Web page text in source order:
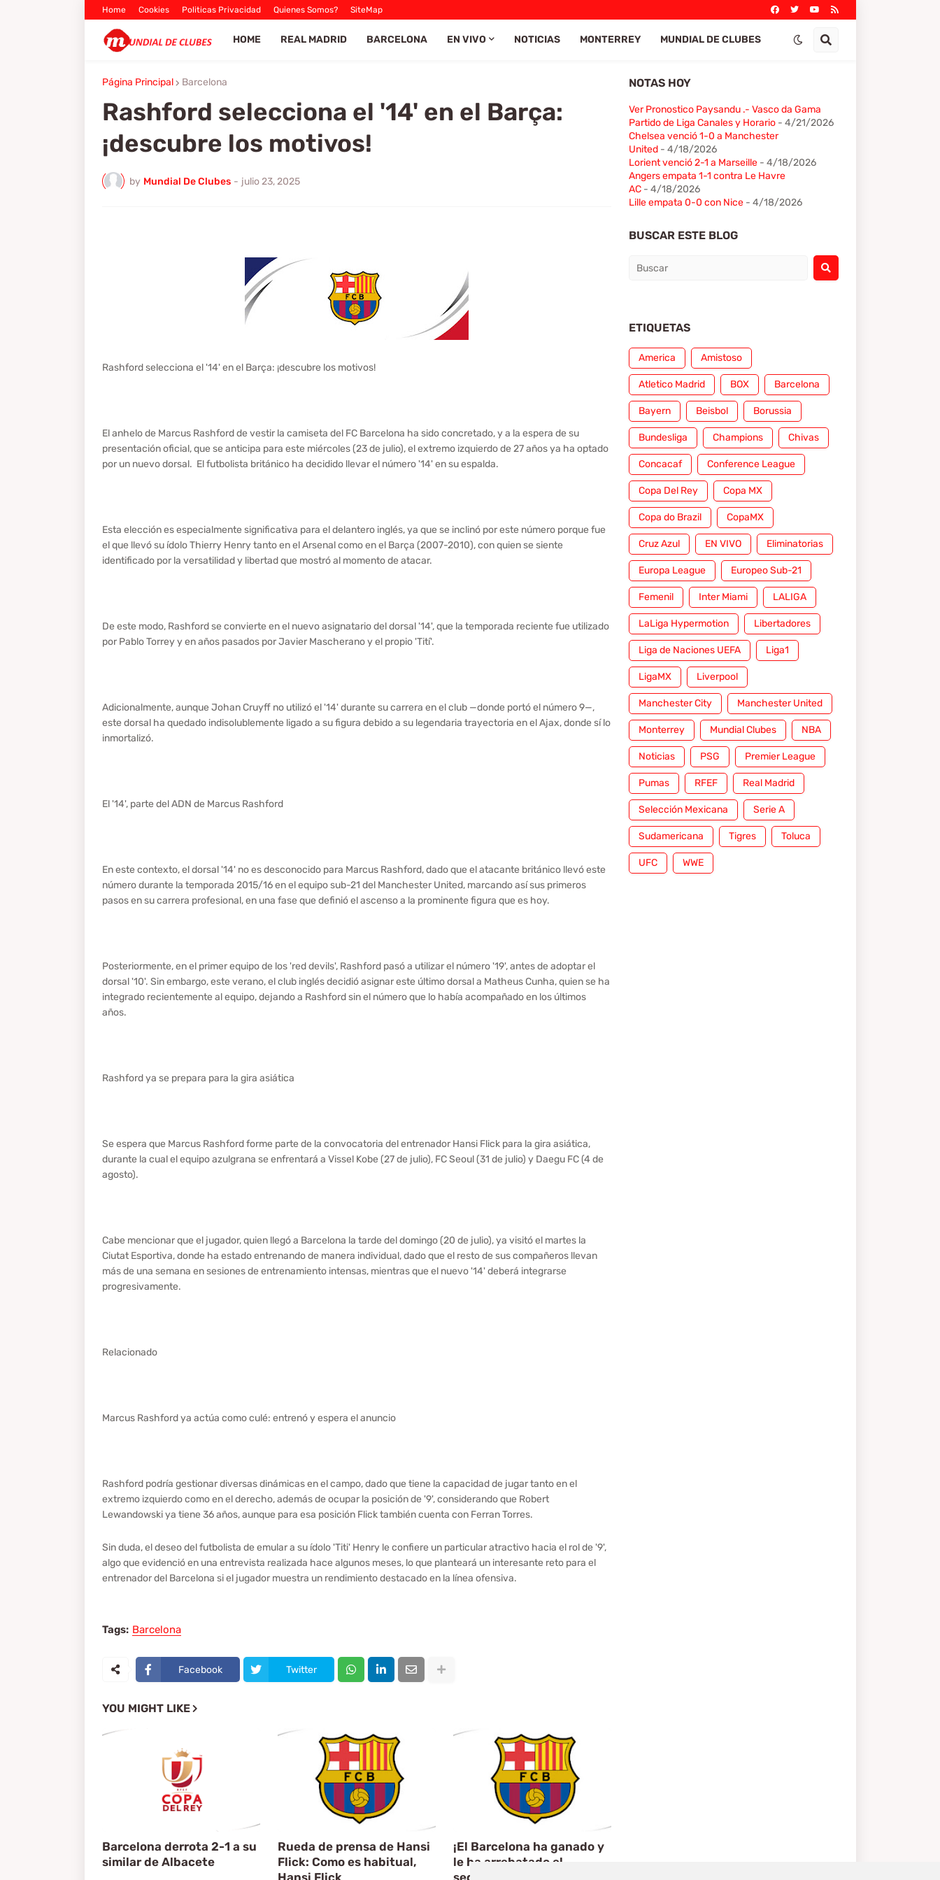
Home Cookies Politicas Privacidad Quienes Somos? SiteMap
HOME REAL MADRID BARCELONA EN VIVO NOTICIAS MONTERREY MUNDIAL DE CLUBES
Página Principal Barcelona
Rashford selecciona el '14' en el Barça:
¡descubre los motivos!
by Mundial De Clubes - julio 23, 2025
Rashford selecciona el '14' en el Barça: ¡descubre los motivos!
El anhelo de Marcus Rashford de vestir la camiseta del FC Barcelona ha sido concretado, y a la espera de su
presentación oficial, que se anticipa para este miércoles (23 de julio), el extremo izquierdo de 27 años ya ha optado
por un nuevo dorsal. El futbolista británico ha decidido llevar el número '14' en su espalda.
Esta elección es especialmente significativa para el delantero inglés, ya que se inclinó por este número porque fue
el que llevó su ídolo Thierry Henry tanto en el Arsenal como en el Barça (2007-2010), con quien se siente
identificado por la versatilidad y libertad que mostró al momento de atacar.
De este modo, Rashford se convierte en el nuevo asignatario del dorsal '14', que la temporada reciente fue utilizado
por Pablo Torrey y en años pasados por Javier Mascherano y el propio 'Tití'.
Adicionalmente, aunque Johan Cruyff no utilizó el '14' durante su carrera en el club —donde portó el número 9—,
este dorsal ha quedado indisolublemente ligado a su figura debido a su legendaria trayectoria en el Ajax, donde sí lo
inmortalizó.
El '14', parte del ADN de Marcus Rashford
En este contexto, el dorsal '14' no es desconocido para Marcus Rashford, dado que el atacante británico llevó este
número durante la temporada 2015/16 en el equipo sub-21 del Manchester United, marcando así sus primeros
pasos en su carrera profesional, en una fase que definió el ascenso a la prominente figura que es hoy.
Posteriormente, en el primer equipo de los 'red devils', Rashford pasó a utilizar el número '19', antes de adoptar el
dorsal '10'. Sin embargo, este verano, el club inglés decidió asignar este último dorsal a Matheus Cunha, quien se ha
integrado recientemente al equipo, dejando a Rashford sin el número que lo había acompañado en los últimos
años.
Rashford ya se prepara para la gira asiática
Se espera que Marcus Rashford forme parte de la convocatoria del entrenador Hansi Flick para la gira asiática,
durante la cual el equipo azulgrana se enfrentará a Vissel Kobe (27 de julio), FC Seoul (31 de julio) y Daegu FC (4 de
agosto).
Cabe mencionar que el jugador, quien llegó a Barcelona la tarde del domingo (20 de julio), ya visitó el martes la
Ciutat Esportiva, donde ha estado entrenando de manera individual, dado que el resto de sus compañeros llevan
más de una semana en sesiones de entrenamiento intensas, mientras que el nuevo '14' deberá integrarse
progresivamente.
Relacionado
Marcus Rashford ya actúa como culé: entrenó y espera el anuncio
Rashford podría gestionar diversas dinámicas en el campo, dado que tiene la capacidad de jugar tanto en el
extremo izquierdo como en el derecho, además de ocupar la posición de '9', considerando que Robert
Lewandowski ya tiene 36 años, aunque para esa posición Flick también cuenta con Ferran Torres.
Sin duda, el deseo del futbolista de emular a su ídolo 'Titi' Henry le confiere un particular atractivo hacia el rol de '9',
algo que evidenció en una entrevista realizada hace algunos meses, lo que planteará un interesante reto para el
entrenador del Barcelona si el jugador muestra un rendimiento destacado en la línea ofensiva.
Tags: Barcelona
Facebook Twitter
YOU MIGHT LIKE
Barcelona derrota 2-1 a su
similar de Albacete
Rueda de prensa de Hansi
Flick: Como es habitual,
Hansi Flick
¡El Barcelona ha ganado y
le ha arrebatado el
segundo puesto
NOTAS HOY
Ver Pronostico Paysandu .- Vasco da Gama
Partido de Liga Canales y Horario- 4/21/2026
Chelsea venció 1-0 a Manchester
United- 4/18/2026
Lorient venció 2-1 a Marseille- 4/18/2026
Angers empata 1-1 contra Le Havre
AC- 4/18/2026
Lille empata 0-0 con Nice- 4/18/2026
BUSCAR ESTE BLOG
ETIQUETAS
America Amistoso
Atletico Madrid BOX Barcelona
Bayern Beisbol Borussia
Bundesliga Champions Chivas
Concacaf Conference League
Copa Del Rey Copa MX
Copa do Brazil CopaMX
Cruz Azul EN VIVO Eliminatorias
Europa League Europeo Sub-21
Femenil Inter Miami LALIGA
LaLiga Hypermotion Libertadores
Liga de Naciones UEFA Liga1
LigaMX Liverpool
Manchester City Manchester United
Monterrey Mundial Clubes NBA
Noticias PSG Premier League
Pumas RFEF Real Madrid
Selección Mexicana Serie A
Sudamericana Tigres Toluca
UFC WWE